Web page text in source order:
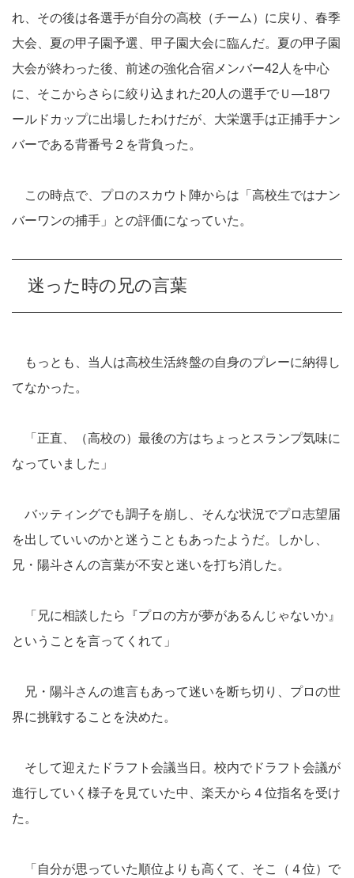
れ、その後は各選手が自分の高校（チーム）に戻り、春季
大会、夏の甲子園予選、甲子園大会に臨んだ。夏の甲子園
大会が終わった後、前述の強化合宿メンバー42人を中心
に、そこからさらに絞り込まれた20人の選手でＵ―18ワ
ールドカップに出場したわけだが、大栄選手は正捕手ナン
バーである背番号２を背負った。
この時点で、プロのスカウト陣からは「高校生ではナン
バーワンの捕手」との評価になっていた。
迷った時の兄の言葉
もっとも、当人は高校生活終盤の自身のプレーに納得し
てなかった。
「正直、（高校の）最後の方はちょっとスランプ気味に
なっていました」
バッティングでも調子を崩し、そんな状況でプロ志望届
を出していいのかと迷うこともあったようだ。しかし、
兄・陽斗さんの言葉が不安と迷いを打ち消した。
「兄に相談したら『プロの方が夢があるんじゃないか』
ということを言ってくれて」
兄・陽斗さんの進言もあって迷いを断ち切り、プロの世
界に挑戦することを決めた。
そして迎えたドラフト会議当日。校内でドラフト会議が
進行していく様子を見ていた中、楽天から４位指名を受け
た。
「自分が思っていた順位よりも高くて、そこ（４位）で